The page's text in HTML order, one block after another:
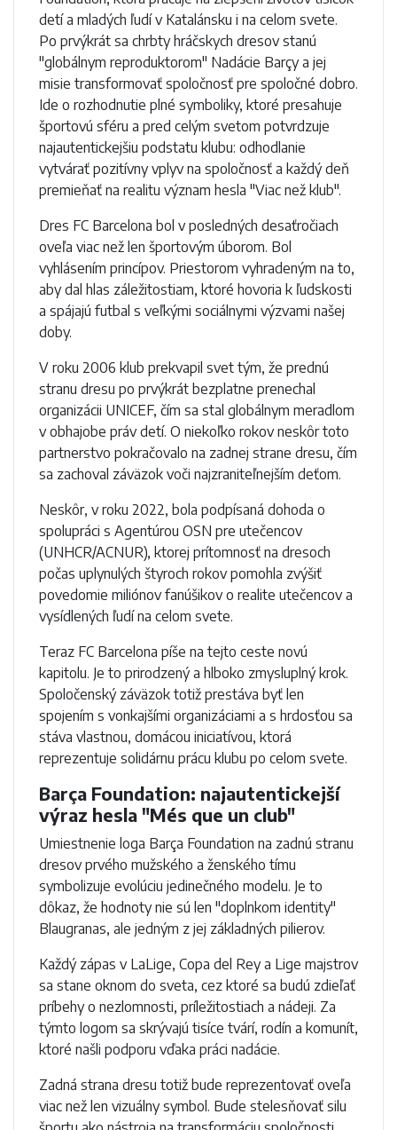
detí a mladých ľudí v Katalánsku i na celom svete.
Po prvýkrát sa chrbty hráčskych dresov stanú
"globálnym reproduktorom" Nadácie Barçy a jej
misie transformovať spoločnosť pre spoločné dobro.
Ide o rozhodnutie plné symboliky, ktoré presahuje
športovú sféru a pred celým svetom potvrdzuje
najautentickejšiu podstatu klubu: odhodlanie
vytvárať pozitívny vplyv na spoločnosť a každý deň
premieňať na realitu význam hesla "Viac než klub".
Dres FC Barcelona bol v posledných desaťročiach
oveľa viac než len športovým úborom. Bol
vyhlásením princípov. Priestorom vyhradeným na to,
aby dal hlas záležitostiam, ktoré hovoria k ľudskosti
a spájajú futbal s veľkými sociálnymi výzvami našej
doby.
V roku 2006 klub prekvapil svet tým, že prednú
stranu dresu po prvýkrát bezplatne prenechal
organizácii UNICEF, čím sa stal globálnym meradlom
v obhajobe práv detí. O niekoľko rokov neskôr toto
partnerstvo pokračovalo na zadnej strane dresu, čím
sa zachoval záväzok voči najzraniteľnejším deťom.
Neskôr, v roku 2022, bola podpísaná dohoda o
spolupráci s Agentúrou OSN pre utečencov
(UNHCR/ACNUR), ktorej prítomnosť na dresoch
počas uplynulých štyroch rokov pomohla zvýšiť
povedomie miliónov fanúšikov o realite utečencov a
vysídlených ľudí na celom svete.
Teraz FC Barcelona píše na tejto ceste novú
kapitolu. Je to prirodzený a hlboko zmysluplný krok.
Spoločenský záväzok totiž prestáva byť len
spojením s vonkajšími organizáciami a s hrdosťou sa
stáva vlastnou, domácou iniciatívou, ktorá
reprezentuje solidárnu prácu klubu po celom svete.
Barça Foundation: najautentickejší
výraz hesla "Més que un club"
Umiestnenie loga Barça Foundation na zadnú stranu
dresov prvého mužského a ženského tímu
symbolizuje evolúciu jedinečného modelu. Je to
dôkaz, že hodnoty nie sú len "doplnkom identity"
Blaugranas, ale jedným z jej základných pilierov.
Každý zápas v LaLige, Copa del Rey a Lige majstrov
sa stane oknom do sveta, cez ktoré sa budú zdieľať
príbehy o nezlomnosti, príležitostiach a nádeji. Za
týmto logom sa skrývajú tisíce tvárí, rodín a komunít,
ktoré našli podporu vďaka práci nadácie.
Zadná strana dresu totiž bude reprezentovať oveľa
viac než len vizuálny symbol. Bude stelesňovať silu